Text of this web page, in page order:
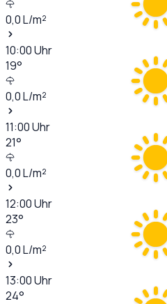
0,0L/m²
10:00Uhr
19°
0,0L/m²
11:00Uhr
21°
0,0L/m²
12:00Uhr
23°
0,0L/m²
13:00Uhr
24°